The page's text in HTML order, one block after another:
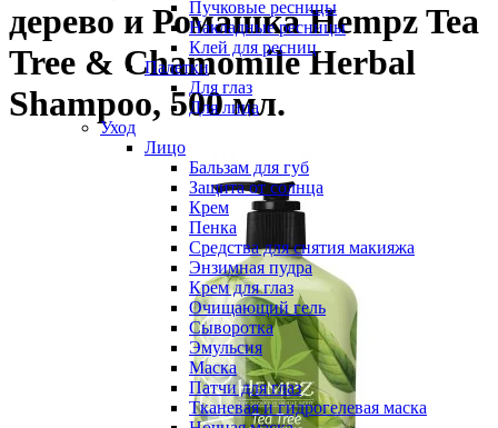
Пучковые ресницы
Накладные ресницы
Клей для ресниц
Палетки
Для глаз
Для лица
Уход
Лицо
Бальзам для губ
Защита от солнца
Крем
Пенка
Средства для снятия макияжа
Энзимная пудра
Крем для глаз
Очищающий гель
Сыворотка
Эмульсия
Маска
Патчи для глаз
Тканевая и гидрогелевая маска
дерево и Ромашка Hempz Tea
Tree & Chamomile Herbal
Shampoo, 500 мл.